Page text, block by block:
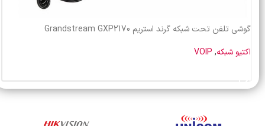
گوشی تلفن تحت شبکه گرند استریم Grandstream GXP2170
اکتیو شبکه,
VOIP